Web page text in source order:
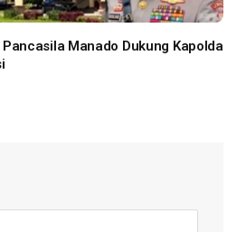
Manado Dukung Kapolda